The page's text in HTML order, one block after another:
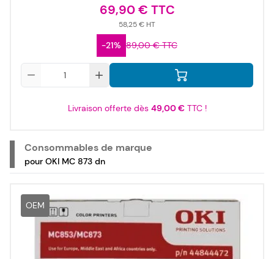
69,90 €
58,25 €
-21% 89,00 €
Livraison offerte dès 49,00 €TTC !
Consommables de marque
pour OKI MC 873 dn
OEM